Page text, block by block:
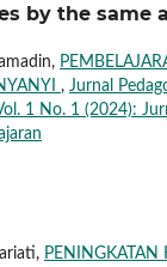
by the same
, Jurnal
1 No. 1 (2024):
PENINGKATAN